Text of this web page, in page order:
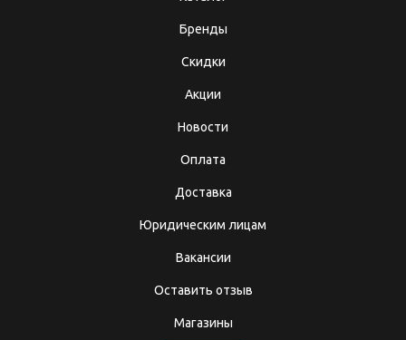
Бренды
Скидки
Акции
Новости
Оплата
Доставка
Юридическим лицам
Вакансии
Оставить отзыв
Магазины